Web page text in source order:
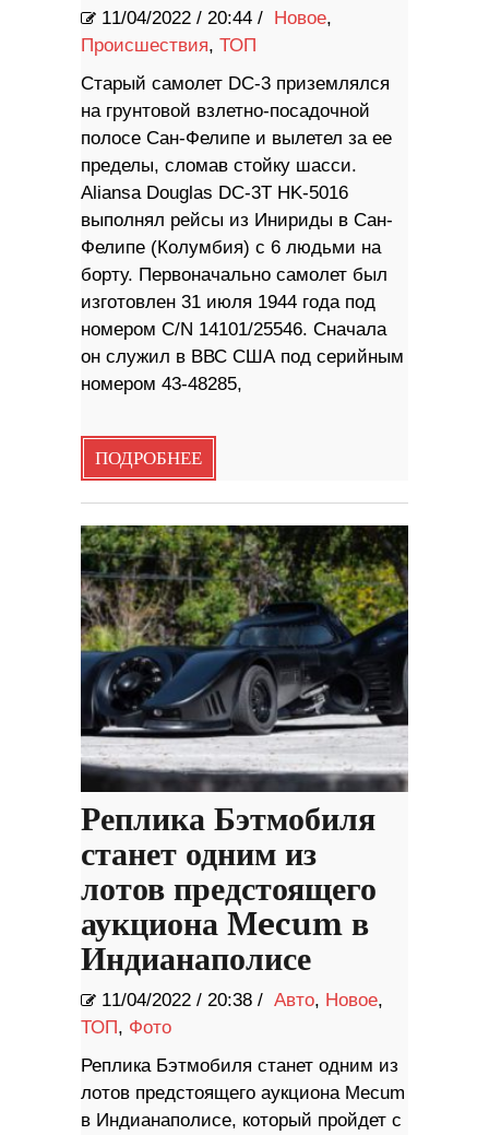
11/04/2022 / 20:44 / Новое,
Происшествия, ТОП
Старый самолет DC-3 приземлялся
на грунтовой взлетно-посадочной
полосе Сан-Фелипе и вылетел за ее
пределы, сломав стойку шасси.
Aliansa Douglas DC-3T HK-5016
выполнял рейсы из Инириды в Сан-
Фелипе (Колумбия) с 6 людьми на
борту. Первоначально самолет был
изготовлен 31 июля 1944 года под
номером C/N 14101/25546. Сначала
он служил в ВВС США под серийным
номером 43-48285,
ПОДРОБНЕЕ
Реплика Бэтмобиля
станет одним из
лотов предстоящего
аукциона Mecum в
Индианаполисе
11/04/2022 / 20:38 / Авто, Новое,
ТОП, Фото
Реплика Бэтмобиля станет одним из
лотов предстоящего аукциона Mecum
в Индианаполисе, который пройдет с